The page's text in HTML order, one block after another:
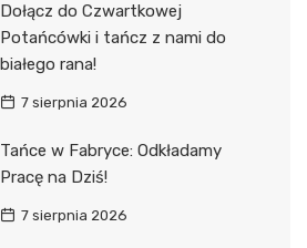
Dołącz do Czwartkowej
Potańcówki i tańcz z nami do
białego rana!
7 sierpnia 2026
Tańce w Fabryce: Odkładamy
Pracę na Dziś!
7 sierpnia 2026